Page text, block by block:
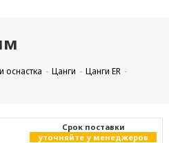
оснастка Цанги
Цанги ER
Cрок поставки
уточняйте у менеджеров